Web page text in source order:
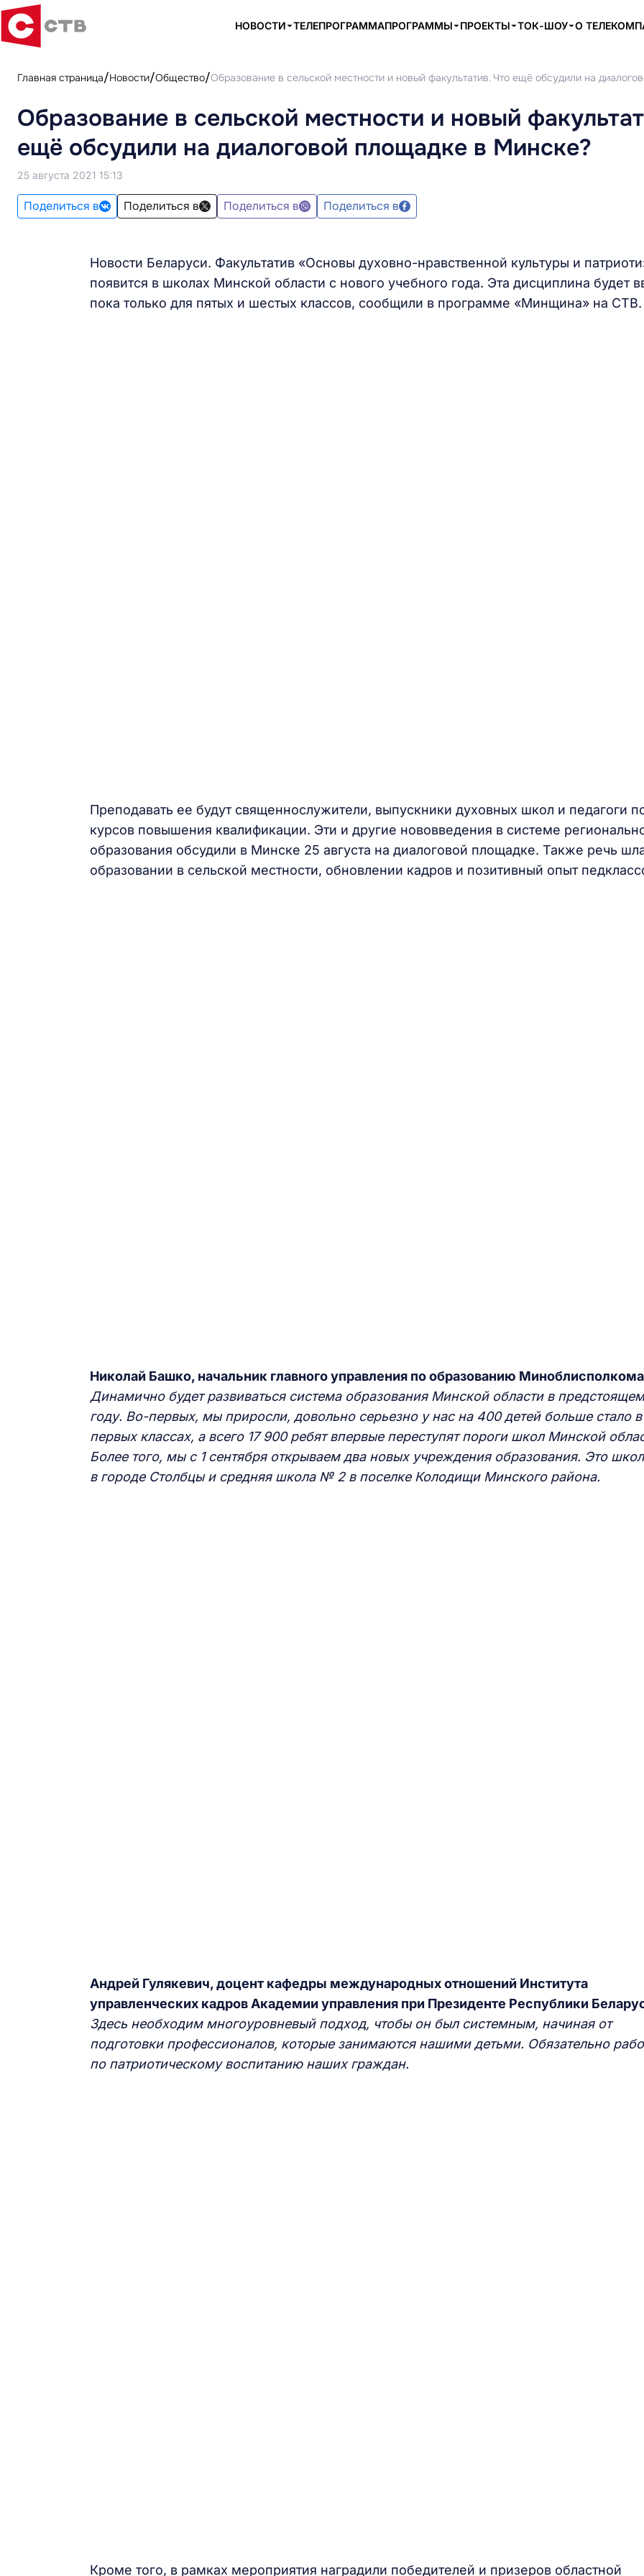
НОВОСТИ ТЕЛЕПРОГРАММАПРОГРАММЫ ПРОЕКТЫ ТОК-ШОУ О
Главная страница Новости Общество Образование в сельской местности и новый факультатив. Что ещё обсудили на
Образование в сельской местности и новый
ещё обсудили на диалоговой площадке в Минске?
25 августа 2021 15:13
Поделиться в Поделиться в Поделиться в Поделиться в
Новости Беларуси. Факультатив «Основы духовно-нравственной культуры и
появится в школах Минской области с нового учебного года. Эта дисциплина будет
пока только для пятых и шестых классов, сообщили в программе «Минщина» на СТВ.
Преподавать ее будут священнослужители, выпускники духовных школ и педагоги
курсов повышения квалификации. Эти и другие нововведения в системе
образования обсудили в Минске 25 августа на диалоговой площадке. Также речь
образовании в сельской местности, обновлении кадров и позитивный опыт
Николай Башко, начальник главного управления по образованию
Динамично будет развиваться система образования Минской области в предстоящем
году. Во-первых, мы приросли, довольно серьезно у нас на 400 детей больше стало в
первых классах, а всего 17 900 ребят впервые переступят пороги школ Минской
Более того, мы с 1 сентября открываем два новых учреждения образования. Это
в городе Столбцы и средняя школа № 2 в поселке Колодищи Минского района.
Андрей Гулякевич, доцент кафедры международных отношений Института
управленческих кадров Академии управления при Президенте Республики
Здесь необходим многоуровневый подход, чтобы он был системным, начиная от
подготовки профессионалов, которые занимаются нашими детьми. Обязательно
по патриотическому воспитанию наших граждан.
Кроме того, в рамках мероприятия наградили победителей и призеров областной